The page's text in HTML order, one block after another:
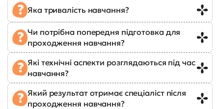
Яка тривалість навчання?
Чи потрібна попередня підготовка для
проходження навчання?
Які технічні аспекти розглядаються під час
навчання?
Який результат отримає спеціаліст після
проходження навчання?